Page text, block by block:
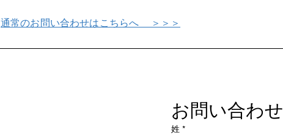
通常のお問い合わせはこちらへ ＞＞＞
お問い合わせ
姓 *